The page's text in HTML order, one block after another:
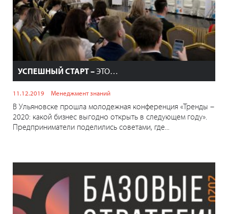
УСПЕШНЫЙ СТАРТ –ЭТО…
11.12.2019 Менеджмент знаний
В Ульяновске прошла молодежная конференция «Тренды –
2020: какой бизнес выгодно открыть в следующем году».
Предприниматели поделились советами, где...